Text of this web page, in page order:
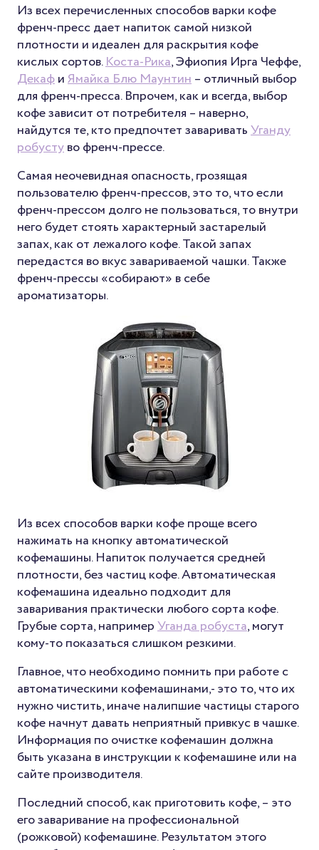
Из всех перечисленных способов варки кофе
френч-пресс дает напиток самой низкой
плотности и идеален для раскрытия кофе
кислых сортов.Коста-Рика, Эфиопия Ирга Чеффе,
ДекафиЯмайка Блю Маунтин– отличный выбор
для френч-пресса. Впрочем, как и всегда, выбор
кофе зависит от потребителя – наверно,
найдутся те, кто предпочтет завариватьУганду
робустуво френч-прессе.
Самая неочевидная опасность, грозящая
пользователю френч-прессов, это то, что если
френч-прессом долго не пользоваться, то внутри
него будет стоять характерный застарелый
запах, как от лежалого кофе. Такой запах
передастся во вкус завариваемой чашки. Также
френч-прессы «собирают» в себе
ароматизаторы.
Из всех способов варки кофе проще всего
нажимать на кнопку автоматической
кофемашины. Напиток получается средней
плотности, без частиц кофе. Автоматическая
кофемашина идеально подходит для
заваривания практически любого сорта кофе.
Грубые сорта, напримерУганда робуста, могут
кому-то показаться слишком резкими.
Главное, что необходимо помнить при работе с
автоматическими кофемашинами,- это то, что их
нужно чистить, иначе налипшие частицы старого
кофе начнут давать неприятный привкус в чашке.
Информация по очистке кофемашин должна
быть указана в инструкции к кофемашине или на
сайте производителя.
Последний способ, как приготовить кофе, – это
его заваривание на профессиональной
(рожковой) кофемашине. Результатом этого